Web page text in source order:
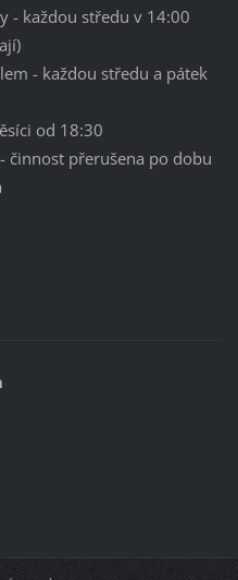
- každou středu v 14:00
- každou středu a pátek
od 18:30
činnost přerušena po dobu